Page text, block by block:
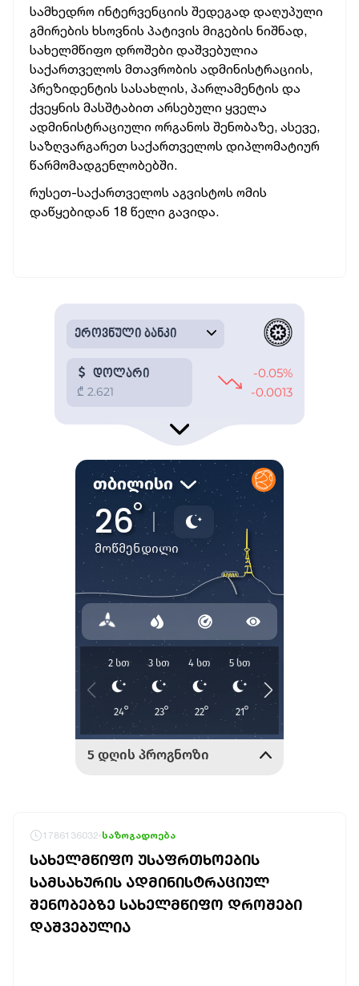
სამხედრო ინტერვენციის შედეგად დაღუპული
გმირების ხსოვნის პატივის მიგების ნიშნად,
სახელმწიფო დროშები დაშვებულია
საქართველოს მთავრობის ადმინისტრაციის,
პრეზიდენტის სასახლის, პარლამენტის და
ქვეყნის მასშტაბით არსებული ყველა
ადმინისტრაციული ორგანოს შენობაზე, ასევე,
საზღვარგარეთ საქართველოს დიპლომატიურ
წარმომადგენლობებში.
რუსეთ-საქართველოს აგვისტოს ომის
დაწყებიდან 18 წელი გავიდა.
1786136032 საზოგადოება
ᲡᲐᲮᲔᲚᲛᲬᲘᲤᲝ ᲣᲡᲐᲤᲠᲗᲮᲝᲔᲑᲘᲡ
ᲡᲐᲛᲡᲐᲮᲣᲠᲘᲡ ᲐᲓᲛᲘᲜᲘᲡᲢᲠᲐᲪᲘᲣᲚ
ᲨᲔᲜᲝᲑᲔᲑᲖᲔ ᲡᲐᲮᲔᲚᲛᲬᲘᲤᲝ ᲓᲠᲝᲨᲔᲑᲘ
ᲓᲐᲨᲕᲔᲑᲣᲚᲘᲐ